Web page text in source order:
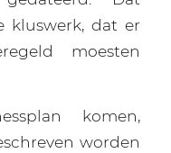
kluswerk, dat er
moesten
komen,
worden